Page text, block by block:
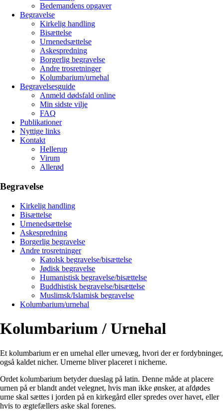
Bedemandens opgaver
Begravelse
Kirkelig handling
Bisættelse
Urnenedsættelse
Askespredning
Borgerlig begravelse
Andre trosretninger
Kolumbarium/urnehal
Begravelsesguide
Anmeld dødsfald online
Min sidste vilje
FAQ
Publikationer
Nyttige links
Kontakt
Hellerup
Virum
Allerød
Begravelse
Kirkelig handling
Bisættelse
Urnenedsættelse
Askespredning
Borgerlig begravelse
Andre trosretninger
Katolsk begravelse/bisættelse
Jødisk begravelse
Humanistisk begravelse/bisættelse
Buddhistisk begravelse/bisættelse
Muslimsk/Islamisk begravelse
Kolumbarium/urnehal
Kolumbarium / Urnehal
Et kolumbarium er en urnehal eller urnevæg, hvori der er fordybninger,
også kaldet nicher. Urnerne bliver placeret i nicherne.
Ordet kolumbarium betyder dueslag på latin. Denne måde at placere
urnen på er blandt andet velegnet, hvis man ikke ønsker, at afdødes
urne skal sættes i jorden på en kirkegård eller spredes over havet, eller
hvis to ægtefællers aske skal forenes.